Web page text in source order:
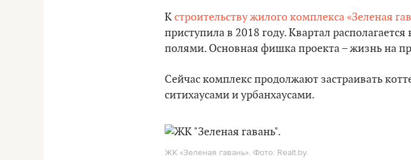
Кстроительству жилого комплекса «Зеленая
приступила в 2018 году. Квартал
полями. Основная фишка проекта – жизнь на
Сейчас комплекс продолжают застраивать
ситихаусами и урбанхаусами.
ЖК «Зеленая гавань». Фото: Realt.by.